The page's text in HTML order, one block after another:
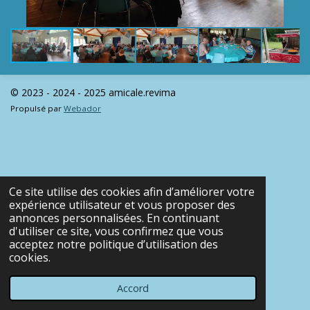
Ce site utilise des cookies afin d’améliorer votre
expérience utilisateur et vous proposer des
annonces personnalisées. En continuant
d'utiliser ce site, vous confirmez que vous
acceptez notre politique d’utilisation des
cookies.
Accord
© 2023 - 2024 - 2025 amicale.revima
Propulsé par Webador
Téléphone